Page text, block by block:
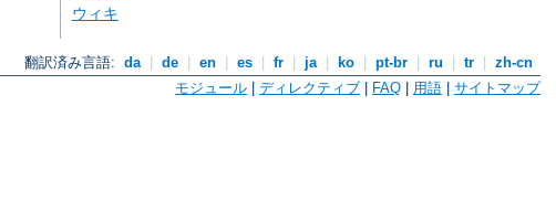
ウィキ
翻訳済み言語: da de en es fr ja ko pt-br ru tr
zh-cn
モジュール | ディレクティブ | FAQ | 用語 | サイトマップ